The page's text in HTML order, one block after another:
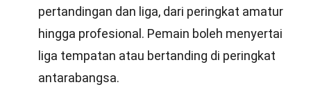
pertandingan dan liga, dari peringkat amatur
hingga profesional. Pemain boleh menyertai
liga tempatan atau bertanding di peringkat
antarabangsa.